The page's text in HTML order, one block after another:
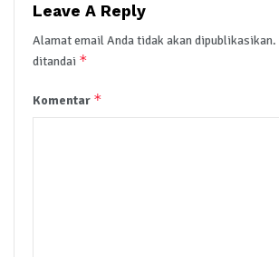
Leave A Reply
Alamat email Anda tidak akan dipublikasikan.
ditandai *
Komentar *